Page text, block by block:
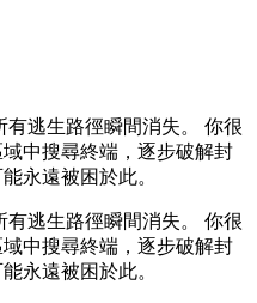
逃生路徑瞬間消失。 你很
中搜尋終端，逐步破解封
永遠被困於此。
逃生路徑瞬間消失。 你很
中搜尋終端，逐步破解封
永遠被困於此。